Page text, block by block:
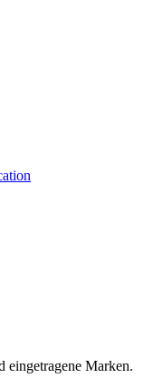
eingetragene Marken.